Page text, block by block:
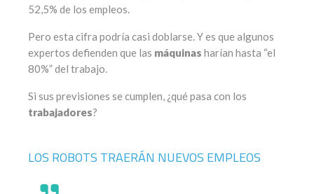
52,5% de los empleos.
Pero esta cifra podría casi doblarse. Y es que algunos
expertos defienden que las máquinas harían hasta “el
80%” del trabajo.
Si sus previsiones se cumplen, ¿qué pasa con los
trabajadores?
LOS ROBOTS TRAERÁN NUEVOS EMPLEOS